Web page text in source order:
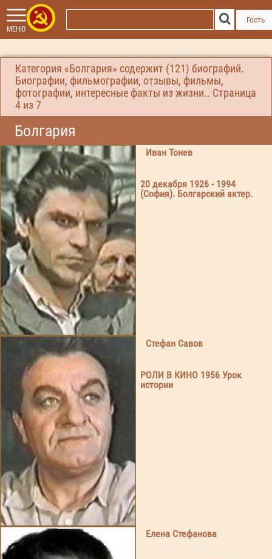
МЕНЮ
Гость
Категория «Болгария» содержит (121) биографий.
Биографии, фильмографии, отзывы, фильмы,
фотографии, интересные факты из жизни.. Страница
4 из 7
Болгария
Иван Тонев
20 декабря 1926 - 1994
(София). Болгарский актер.
Стефан Савов
РОЛИ В КИНО 1956 Урок
истории
Елена Стефанова